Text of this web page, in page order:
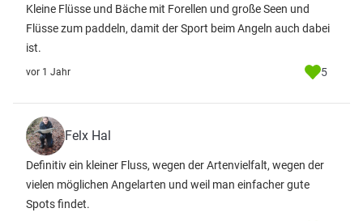
Kleine Flüsse und Bäche mit Forellen und große Seen und
Flüsse zum paddeln, damit der Sport beim Angeln auch dabei
ist.
vor 1 Jahr 5
Felx Hal
Definitiv ein kleiner Fluss, wegen der Artenvielfalt, wegen der
vielen möglichen Angelarten und weil man einfacher gute
Spots findet.